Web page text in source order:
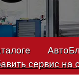
сервис на